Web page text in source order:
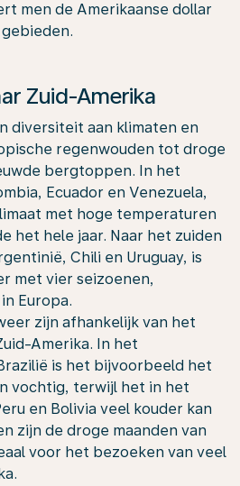
men de Amerikaanse dollar
Zuid-Amerika
diversiteit aan klimaten en
regenwouden tot droge
bergtoppen. In het
Ecuador en Venezuela,
met hoge temperaturen
het hele jaar. Naar het zuiden
Chili en Uruguay, is
met vier seizoenen,
Europa.
zijn afhankelijk van het
Amerika. In het
is het bijvoorbeeld het
vochtig, terwijl het in het
en Bolivia veel kouder kan
zijn de droge maanden van
voor het bezoeken van veel